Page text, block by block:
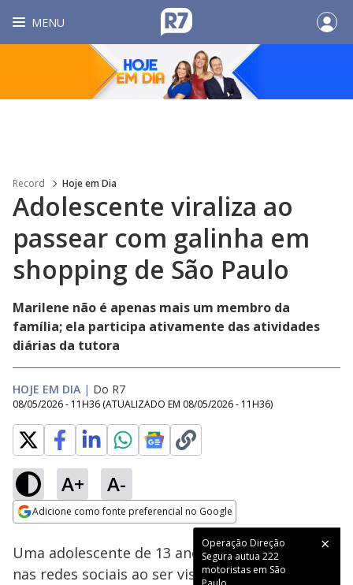
MENU
Record Hoje em Dia
Adolescente viraliza ao
passear com galinha em
shopping de São Paulo
Marilene não é apenas mais um membro da
família; ela participa ativamente das atividades
diárias da tutora
HOJE EM DIA | Do R7
08/05/2026 - 11H36 (ATUALIZADO EM 08/05/2026 - 11H36)
A+ A-
Adicione como fonte preferencial no Google
Operação Direção
Segura autua 222
motoristas em São
Ativar
Loaded:
50.86%
Uma adolescente de 13 anos chamou a atenção
nas redes sociais ao ser vista passeando com